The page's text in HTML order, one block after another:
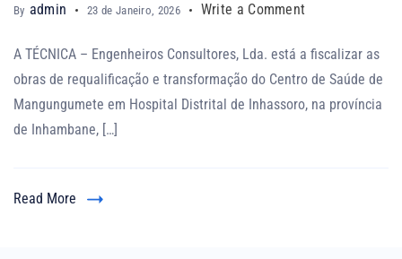
By admin 23 de Janeiro, 2026 Write a Comment
A TÉCNICA – Engenheiros Consultores, Lda. está a fiscalizar as
obras de requalificação e transformação do Centro de Saúde de
Mangungumete em Hospital Distrital de Inhassoro, na província
de Inhambane, […]
Read More